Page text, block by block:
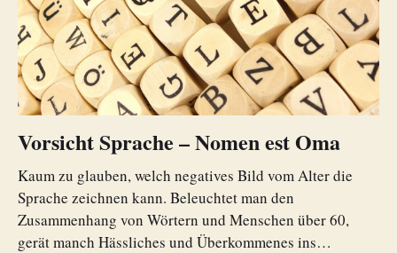
Vorsicht Sprache – Nomen est Oma
Kaum zu glauben, welch negatives Bild vom Alter die
Sprache zeichnen kann. Beleuchtet man den
Zusammenhang von Wörtern und Menschen über 60,
gerät manch Hässliches und Überkommenes ins…